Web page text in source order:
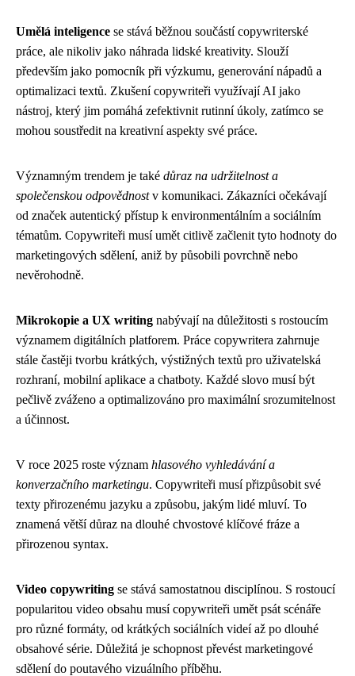
Umělá inteligence se stává běžnou součástí copywriterské
práce, ale nikoliv jako náhrada lidské kreativity. Slouží
především jako pomocník při výzkumu, generování nápadů a
optimalizaci textů. Zkušení copywriteři využívají AI jako
nástroj, který jim pomáhá zefektivnit rutinní úkoly, zatímco se
mohou soustředit na kreativní aspekty své práce.
Významným trendem je také důraz na udržitelnost a
společenskou odpovědnostv komunikaci. Zákazníci očekávají
od značek autentický přístup k environmentálním a sociálním
tématům. Copywriteři musí umět citlivě začlenit tyto hodnoty do
marketingových sdělení, aniž by působili povrchně nebo
nevěrohodně.
Mikrokopie a UX writing nabývají na důležitosti s rostoucím
významem digitálních platforem. Práce copywritera zahrnuje
stále častěji tvorbu krátkých, výstižných textů pro uživatelská
rozhraní, mobilní aplikace a chatboty. Každé slovo musí být
pečlivě zváženo a optimalizováno pro maximální srozumitelnost
a účinnost.
V roce 2025 roste význam hlasového vyhledávání a
konverzačního marketingu. Copywriteři musí přizpůsobit své
texty přirozenému jazyku a způsobu, jakým lidé mluví. To
znamená větší důraz na dlouhé chvostové klíčové fráze a
přirozenou syntax.
Video copywriting se stává samostatnou disciplínou. S rostoucí
popularitou video obsahu musí copywriteři umět psát scénáře
pro různé formáty, od krátkých sociálních videí až po dlouhé
obsahové série. Důležitá je schopnost převést marketingové
sdělení do poutavého vizuálního příběhu.